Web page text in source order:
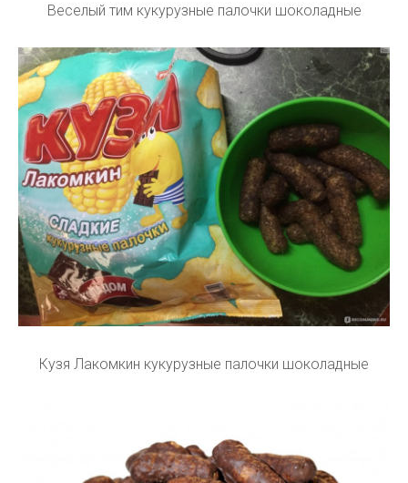
Веселый тим кукурузные палочки шоколадные
Кузя Лакомкин кукурузные палочки шоколадные